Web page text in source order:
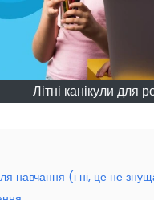
Літні канікули для
навчання (і ні, це не